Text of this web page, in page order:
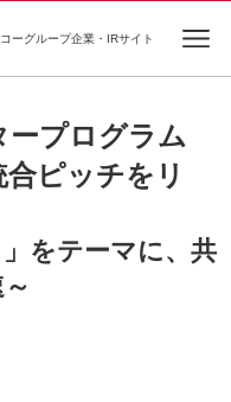
コーグループ企業・IRサイト
ープログラム
合ピッチをリ
をテーマに、共